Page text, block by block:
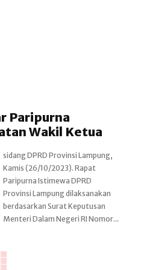
Paripurna
Wakil Ketua
Menteri Dalam Negeri RI Nomor...